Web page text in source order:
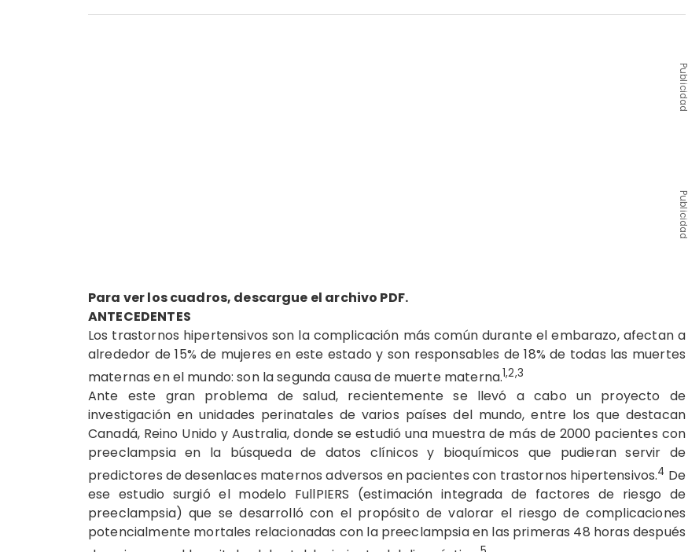
Publicidad
Publicidad
Para ver los cuadros, descargue el archivo PDF.
ANTECEDENTES
Los trastornos hipertensivos son la complicación más común durante el embarazo, afectan a
alrededor de 15% de mujeres en este estado y son responsables de 18% de todas las muertes
maternas en el mundo: son la segunda causa de muerte materna.1,2,3
Ante este gran problema de salud, recientemente se llevó a cabo un proyecto de
investigación en unidades perinatales de varios países del mundo, entre los que destacan
Canadá, Reino Unido y Australia, donde se estudió una muestra de más de 2000 pacientes con
preeclampsia en la búsqueda de datos clínicos y bioquímicos que pudieran servir de
predictores de desenlaces maternos adversos en pacientes con trastornos hipertensivos.4 De
ese estudio surgió el modelo FullPIERS (estimación integrada de factores de riesgo de
preeclampsia) que se desarrolló con el propósito de valorar el riesgo de complicaciones
potencialmente mortales relacionadas con la preeclampsia en las primeras 48 horas después